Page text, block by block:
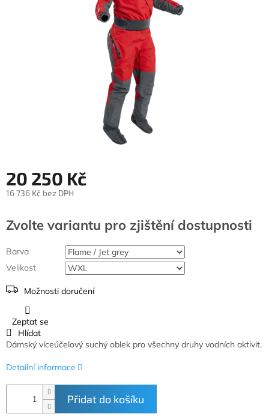
20 250 Kč
16 736 Kč bez DPH
cena:
Zvolte variantu
Barva
Velikost
Možnosti doručení
Přidat do košíku
Dámský víceúčelový suchý oblek pro všechny druhy vodních aktivit.
Detailní informace
Zeptat se
Hlídat